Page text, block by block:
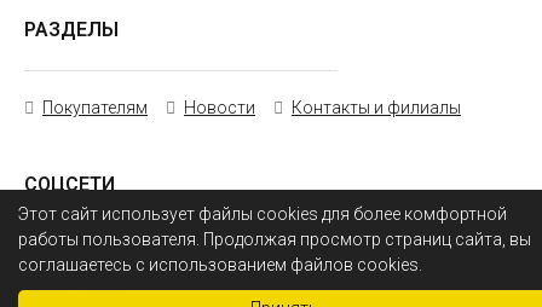
Этот сайт использует файлы cookies для более комфортной
работы пользователя. Продолжая просмотр страниц сайта, вы
соглашаетесь с использованием файлов cookies.
РАЗДЕЛЫ
Покупателям Новости Контакты и филиалы
СОЦСЕТИ